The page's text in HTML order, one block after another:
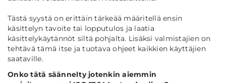
Tästä syystä on erittäin tärkeää määritellä ensin
käsittelyn tavoite tai lopputulos ja laatia
käsittelykäytännöt siltä pohjalta. Lisäksi valmistajien on
tehtävä tämä itse ja tuotava ohjeet kaikkien käyttäjien
saataville.
Onko tätä säännelty jotenkin aiemmin